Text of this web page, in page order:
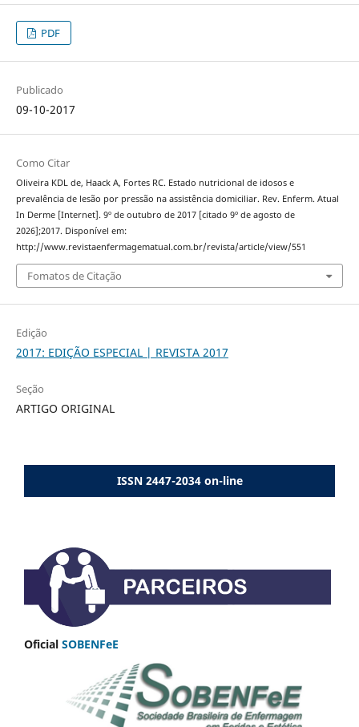
PDF
Publicado
09-10-2017
Como Citar
Oliveira KDL de, Haack A, Fortes RC. Estado nutricional de idosos e
prevalência de lesão por pressão na assistência domiciliar. Rev. Enferm. Atual
In Derme [Internet]. 9º de outubro de 2017 [citado 9º de agosto de
2026];2017. Disponível em:
http://www.revistaenfermagematual.com.br/revista/article/view/551
Fomatos de Citação
Edição
2017: EDIÇÃO ESPECIAL | REVISTA 2017
Seção
ARTIGO ORIGINAL
ISSN 2447-2034 on-line
Oficial SOBENFeE